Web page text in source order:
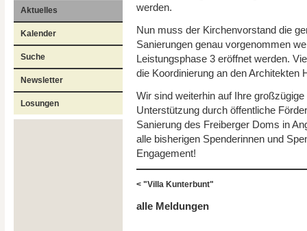
Aktuelles
Kalender
Suche
Newsletter
Losungen
werden.
Nun muss der Kirchenvorstand die
Sanierungen genau vorgenommen
Leistungsphase 3 eröffnet werden.
die Koordinierung an den Architekten
Wir sind weiterhin auf Ihre
Unterstützung durch öffentliche
Sanierung des Freiberger Doms in
alle bisherigen Spenderinnen und
Engagement!
< "Villa Kunterbunt"
alle Meldungen